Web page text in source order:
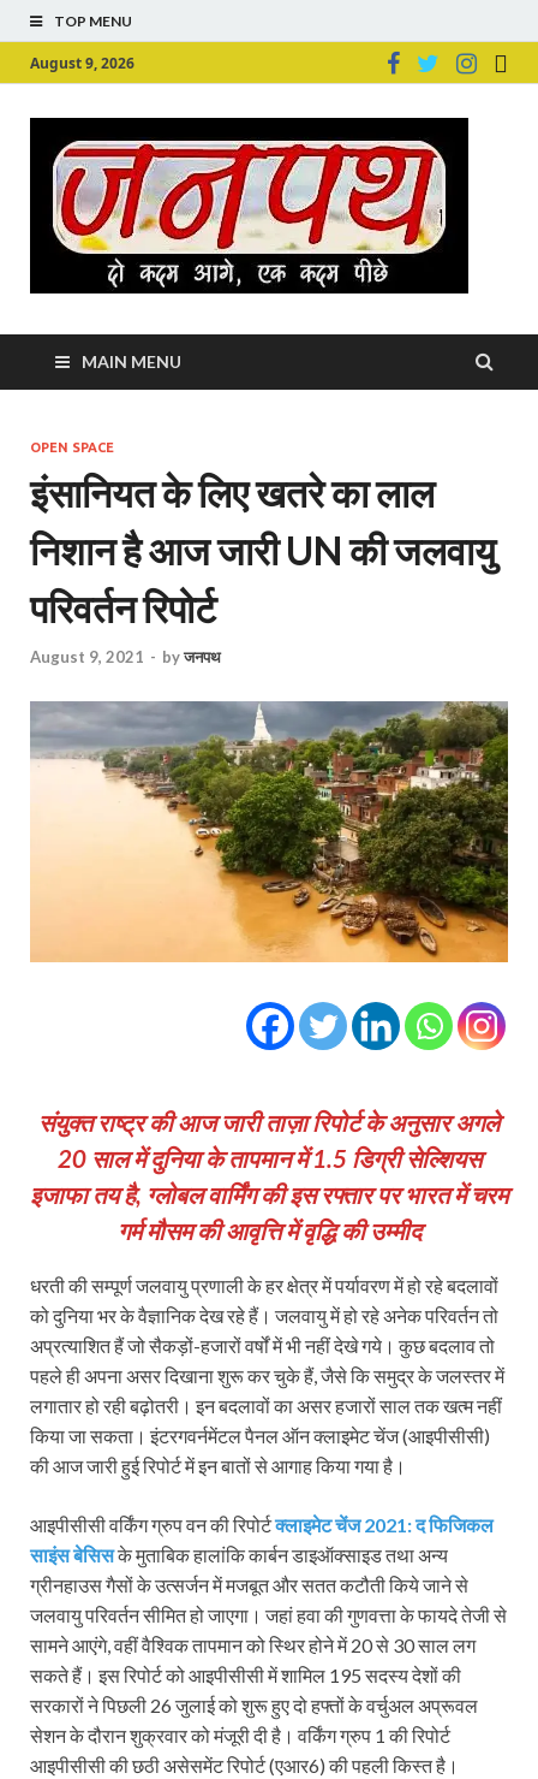
TOP MENU
August 9, 2026
MAIN MENU
OPEN SPACE
इंसानियत के लिए खतरे का लाल
निशान है आज जारी UN की जलवायु
परिवर्तन रिपोर्ट
August 9, 2021 - byजनपथ
संयुक्त राष्ट्र की आज जारी ताज़ा रिपोर्ट के अनुसार अगले
20 साल में दुनिया के तापमान में 1.5 डिग्री सेल्शियस
इजाफा तय है, ग्लोबल वार्मिंग की इस रफ्तार पर भारत में चरम
गर्म मौसम की आवृत्ति में वृद्धि की उम्मीद
धरती की सम्‍पूर्ण जलवायु प्रणाली के हर क्षेत्र में पर्यावरण में हो रहे बदलावों
को दुनिया भर के वैज्ञानिक देख रहे हैं। जलवायु में हो रहे अनेक परिवर्तन तो
अप्रत्‍याशित हैं जो सैकड़ों-हजारों वर्षों में भी नहीं देखे गये। कुछ बदलाव तो
पहले ही अपना असर दिखाना शुरू कर चुके हैं, जैसे कि समुद्र के जलस्‍तर में
लगातार हो रही बढ़ोतरी। इन बदलावों का असर हजारों साल तक खत्‍म नहीं
किया जा सकता। इंटरगवर्नमेंटल पैनल ऑन क्‍लाइमेट चेंज (आइपीसीसी)
की आज जारी हुई रिपोर्ट में इन बातों से आगाह किया गया है।
आइपीसीसी वर्किंग ग्रुप वन की रिपोर्टक्लाइमेट चेंज 2021: द फिजिकल
साइंस बेसिसके मुताबिक हालांकि कार्बन डाइऑक्साइड तथा अन्य
ग्रीनहाउस गैसों के उत्सर्जन में मजबूत और सतत कटौती किये जाने से
जलवायु परिवर्तन सीमित हो जाएगा। जहां हवा की गुणवत्ता के फायदे तेजी से
सामने आएंगे, वहीं वैश्विक तापमान को स्थिर होने में 20 से 30 साल लग
सकते हैं। इस रिपोर्ट को आइपीसीसी में शामिल 195 सदस्य देशों की
सरकारों ने पिछली 26 जुलाई को शुरू हुए दो हफ्तों के वर्चुअल अप्रूवल
सेशन के दौरान शुक्रवार को मंजूरी दी है। वर्किंग ग्रुप 1 की रिपोर्ट
आइपीसीसी की छठी असेसमेंट रिपोर्ट (एआर6) की पहली किस्त है।